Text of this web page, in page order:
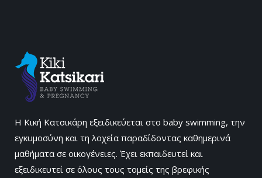
Η Κική Κατσικάρη εξειδικεύεται στο baby swimming, την
εγκυμοσύνη και τη λοχεία παραδίδοντας καθημερινά
μαθήματα σε οικογένειες. Έχει εκπαιδευτεί και
εξειδικευτεί σε όλους τους τομείς της βρεφικής